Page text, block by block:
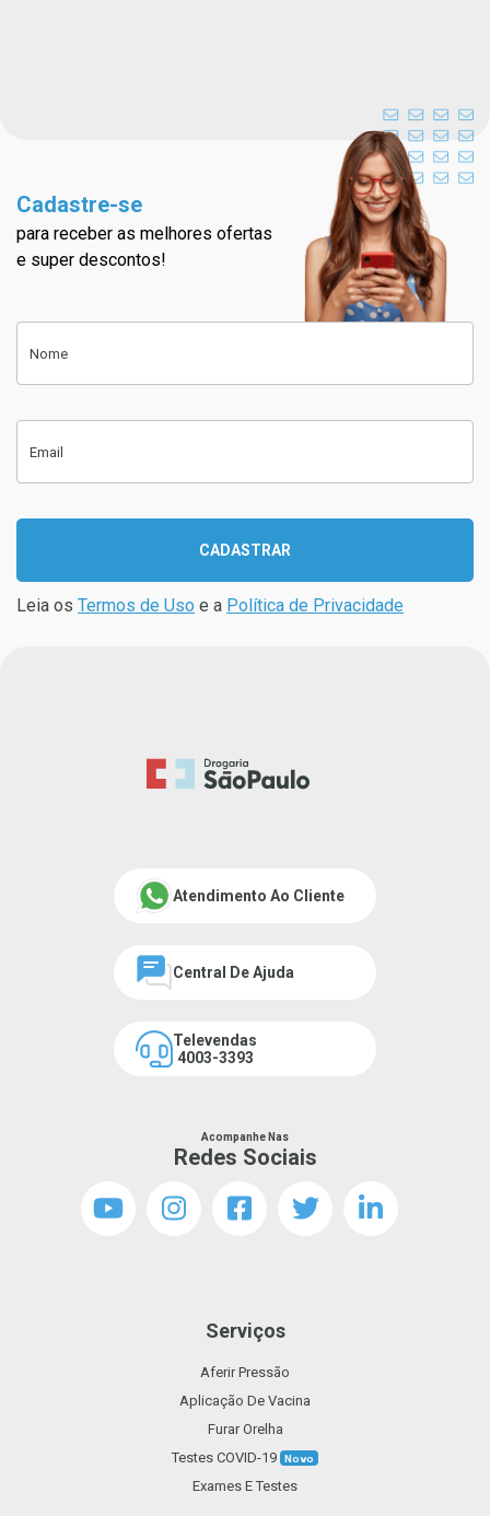
Cadastre-se na nossa
Cadastre-se
para receber as melhores ofertas
e super descontos!
Nome
Email
CADASTRAR
Leia os Termos de Uso e a Política de Privacidade
Atendimento Ao Cliente
Central De Ajuda
Televendas
4003-3393
Acompanhe Nas
Redes Sociais
Serviços
Aferir Pressão
Aplicação De Vacina
Furar Orelha
Testes COVID-19 Novo
Exames E Testes